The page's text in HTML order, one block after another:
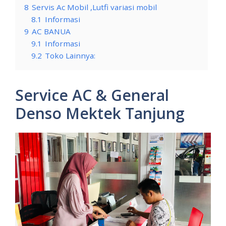
8 Servis Ac Mobil ,Lutfi variasi mobil
8.1 Informasi
9 AC BANUA
9.1 Informasi
9.2 Toko Lainnya:
Service AC & General
Denso Mektek Tanjung